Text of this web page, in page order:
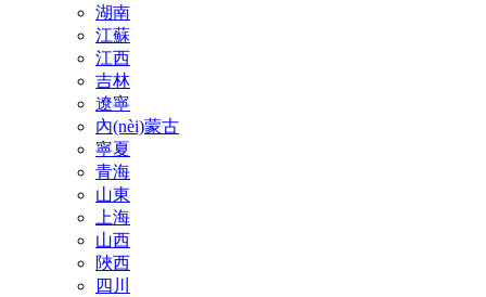
湖南
江蘇
江西
吉林
遼寧
內(nèi)蒙古
寧夏
青海
山東
上海
山西
陜西
四川